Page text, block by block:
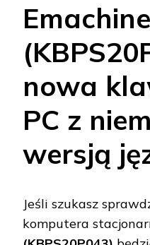
nowa
PC z
wersją
Jeśli szukasz
komputera